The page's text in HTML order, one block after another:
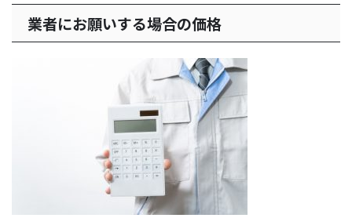
業者にお願いする場合の価格